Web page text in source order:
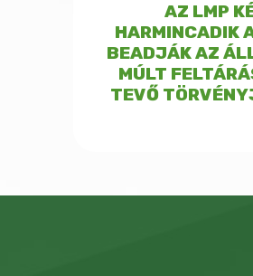
AZ LMP
HARMINCADIK
BEADJÁK AZ
MÚLT
TEVŐ